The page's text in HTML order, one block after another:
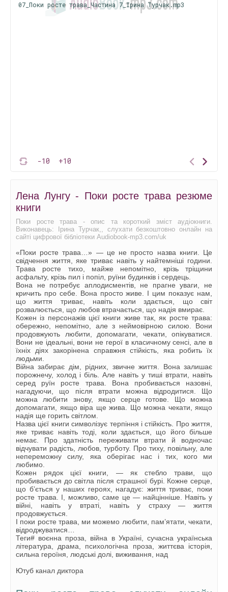
-10 +10
07_Поки росте трава_Частина 7_Ірина Турчак.mp3
Лена Лунгу - Поки росте трава резюме
книги
Поки росте трава - опис та короткий зміст аудіокниги.
Виконавець: Ірина Турчак,, слухати безкоштовно онлайн на
сайті цифрової бібліотеки Audiobook-mp3.com/uk
«Поки росте трава…» — це не просто назва книги. Це
свідчення життя, яке триває навіть у найтемніші години.
Трава росте тихо, майже непомітно, крізь тріщини
асфальту, крізь пил і попіл, руїни будинків і сердець.
Вона не потребує аплодисментів, не прагне уваги, не
кричить про себе. Вона просто живе. І цим показує нам,
що життя триває, навіть коли здається, що світ
розвалюється, що любов втрачається, що надія вмирає.
Кожен із персонажів цієї книги живе так, як росте трава:
обережно, непомітно, але з неймовірною силою. Вони
продовжують любити, допомагати, чекати, опікуватися.
Вони не ідеальні, вони не герої в класичному сенсі, але в
їхніх діях закорінена справжня стійкість, яка робить їх
людьми.
Війна забирає дім, рідних, звичне життя. Вона залишає
порожнечу, холод і біль. Але навіть у тиші втрати, навіть
серед руїн росте трава. Вона пробивається назовні,
нагадуючи, що після втрати можна відродитися. Що
можна любити знову, якщо серце готове. Що можна
допомагати, якщо віра ще жива. Що можна чекати, якщо
надія ще горить світлом.
Назва цієї книги символізує терпіння і стійкість. Про життя,
яке триває навіть тоді, коли здається, що його більше
немає. Про здатність переживати втрати й водночас
відчувати радість, любов, турботу. Про тиху, повільну, але
непереможну силу, яка оберігає нас і тих, кого ми
любимо.
Кожен рядок цієї книги, — як стебло трави, що
пробивається до світла після страшної бурі. Кожне серце,
що б’ється у наших героях, нагадує: життя триває, поки
росте трава. І, можливо, саме це — найцінніше. Навіть у
війні, навіть у втраті, навіть у страху — життя
продовжується.
І поки росте трава, ми можемо любити, пам’ятати, чекати,
відроджуватися…
Теги# воєнна проза, війна в Україні, сучасна українська
література, драма, психологічна проза, життєва історія,
сильна героїня, людські долі, виживання, над
Ютуб канал диктора